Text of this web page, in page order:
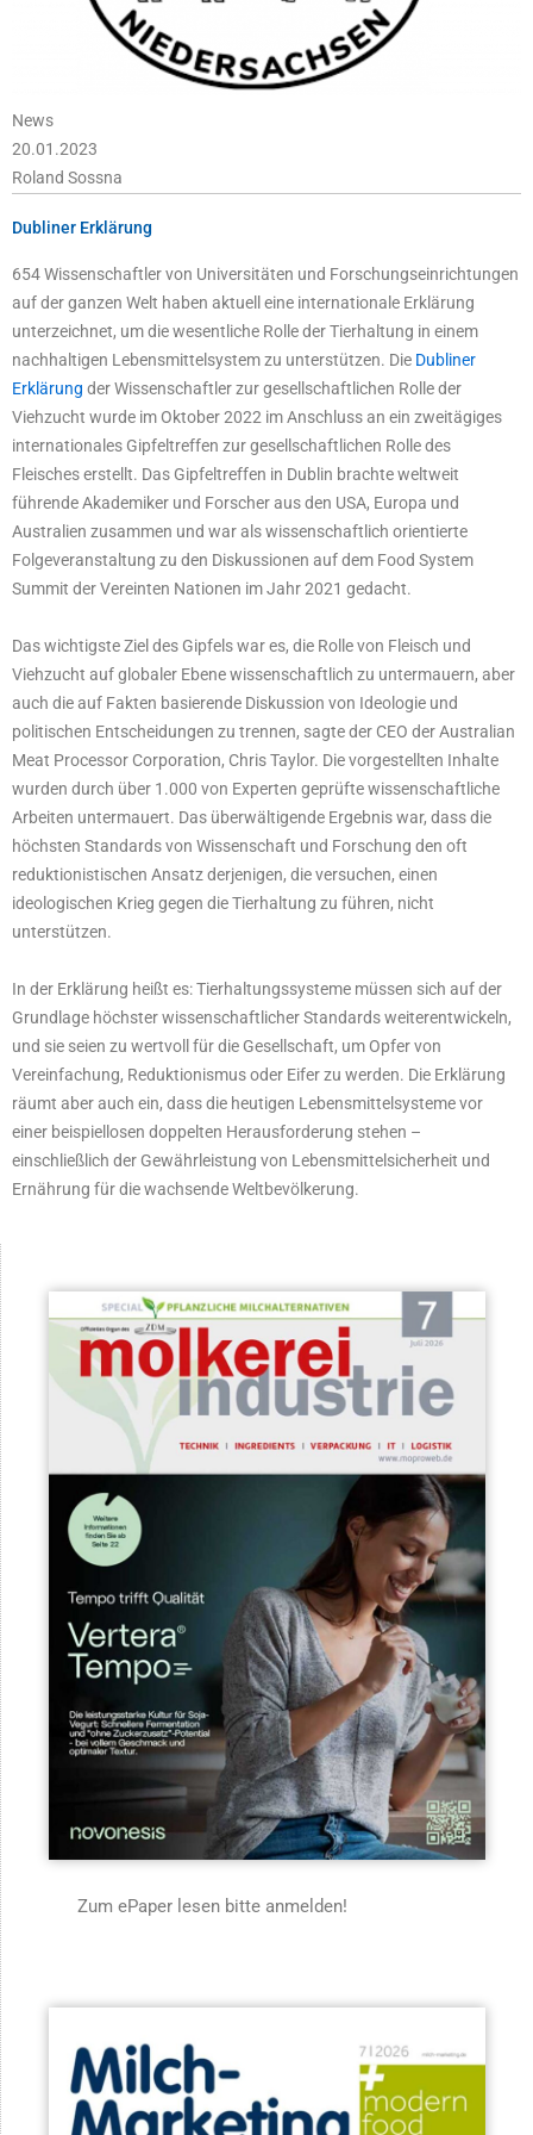
News
20.01.2023
Roland Sossna
Dubliner Erklärung
654 Wissenschaftler von Universitäten und Forschungseinrichtungen
auf der ganzen Welt haben aktuell eine internationale Erklärung
unterzeichnet, um die wesentliche Rolle der Tierhaltung in einem
nachhaltigen Lebensmittelsystem zu unterstützen. Die Dubliner
Erklärung der Wissenschaftler zur gesellschaftlichen Rolle der
Viehzucht wurde im Oktober 2022 im Anschluss an ein zweitägiges
internationales Gipfeltreffen zur gesellschaftlichen Rolle des
Fleisches erstellt. Das Gipfeltreffen in Dublin brachte weltweit
führende Akademiker und Forscher aus den USA, Europa und
Australien zusammen und war als wissenschaftlich orientierte
Folgeveranstaltung zu den Diskussionen auf dem Food System
Summit der Vereinten Nationen im Jahr 2021 gedacht.
Das wichtigste Ziel des Gipfels war es, die Rolle von Fleisch und
Viehzucht auf globaler Ebene wissenschaftlich zu untermauern, aber
auch die auf Fakten basierende Diskussion von Ideologie und
politischen Entscheidungen zu trennen, sagte der CEO der Australian
Meat Processor Corporation, Chris Taylor. Die vorgestellten Inhalte
wurden durch über 1.000 von Experten geprüfte wissenschaftliche
Arbeiten untermauert. Das überwältigende Ergebnis war, dass die
höchsten Standards von Wissenschaft und Forschung den oft
reduktionistischen Ansatz derjenigen, die versuchen, einen
ideologischen Krieg gegen die Tierhaltung zu führen, nicht
unterstützen.
In der Erklärung heißt es: Tierhaltungssysteme müssen sich auf der
Grundlage höchster wissenschaftlicher Standards weiterentwickeln,
und sie seien zu wertvoll für die Gesellschaft, um Opfer von
Vereinfachung, Reduktionismus oder Eifer zu werden. Die Erklärung
räumt aber auch ein, dass die heutigen Lebensmittelsysteme vor
einer beispiellosen doppelten Herausforderung stehen –
einschließlich der Gewährleistung von Lebensmittelsicherheit und
Ernährung für die wachsende Weltbevölkerung.
Zum ePaper lesen bitte anmelden!